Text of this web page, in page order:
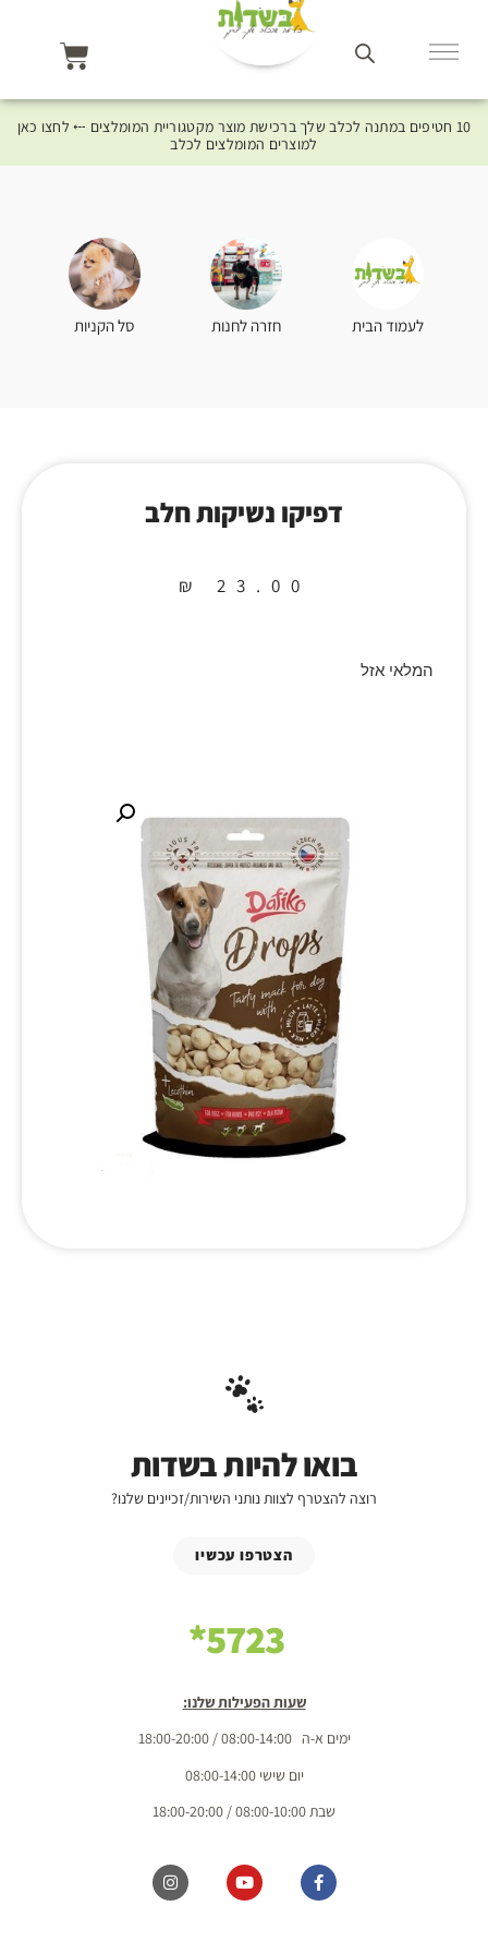
10 חטיפים במתנה לכלב שלך ברכישת מוצר מקטגוריית המומלצים ⤎ לחצו כאן
למוצרים המומלצים לכלב
לעמוד הבית חזרה לחנות סל הקניות
דפיקו נשיקות חלב
₪ 23.00
המלאי אזל
בואו להיות בשדות
רוצה להצטרף לצוות נותני השירות/זכיינים שלנו?
הצטרפו עכשיו
5723*
שעות הפעילות שלנו:
ימים א-ה 08:00-14:00 / 18:00-20:00
יום שישי 08:00-14:00
שבת 08:00-10:00 / 18:00-20:00